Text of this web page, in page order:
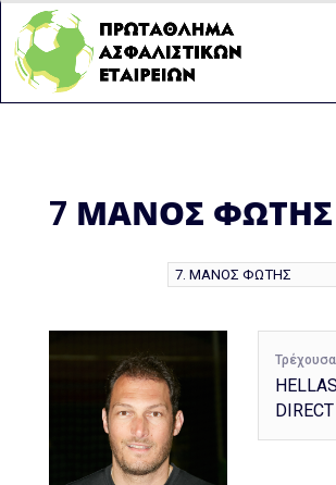
7 ΜΑΝΟΣ ΦΩΤΗΣ
HELLAS
DIRECT